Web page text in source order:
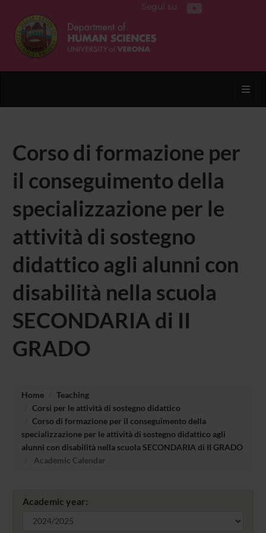
Segui su
Corso di formazione per
il conseguimento della
specializzazione per le
attività di sostegno
didattico agli alunni con
disabilità nella scuola
SECONDARIA di II
GRADO
Home
Teaching
Corsi per le attività di sostegno didattico
Corso di formazione per il conseguimento della
specializzazione per le attività di sostegno didattico agli
alunni con disabilità nella scuola SECONDARIA di II GRADO
Academic Calendar
Academic year: